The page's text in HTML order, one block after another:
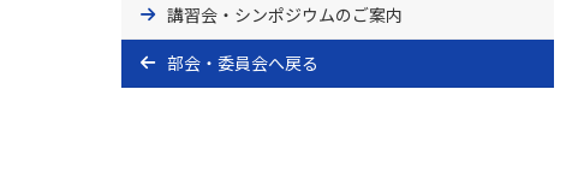
部会・委員会
講習会・シンポジウムのご案内